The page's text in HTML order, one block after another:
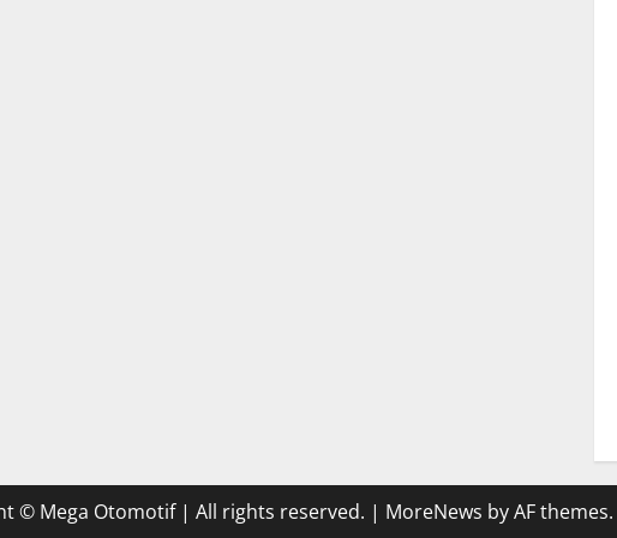
© Mega Otomotif | All rights reserved. | MoreNews by AF themes.